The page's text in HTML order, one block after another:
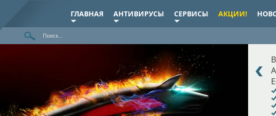
ГЛАВНАЯ АНТИВИРУСЫ СЕРВИСЫ АКЦИИ!